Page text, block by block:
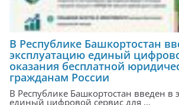
В Республике Башкортостан
эксплуатацию единый
оказания бесплатной
гражданам России
В Республике Башкортостан введен в
единый цифровой сервис для …